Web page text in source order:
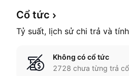
Cổ tức
Tỷ suất, lịch sử chi trả và
Không có cổ tức
2728 chưa từng trả